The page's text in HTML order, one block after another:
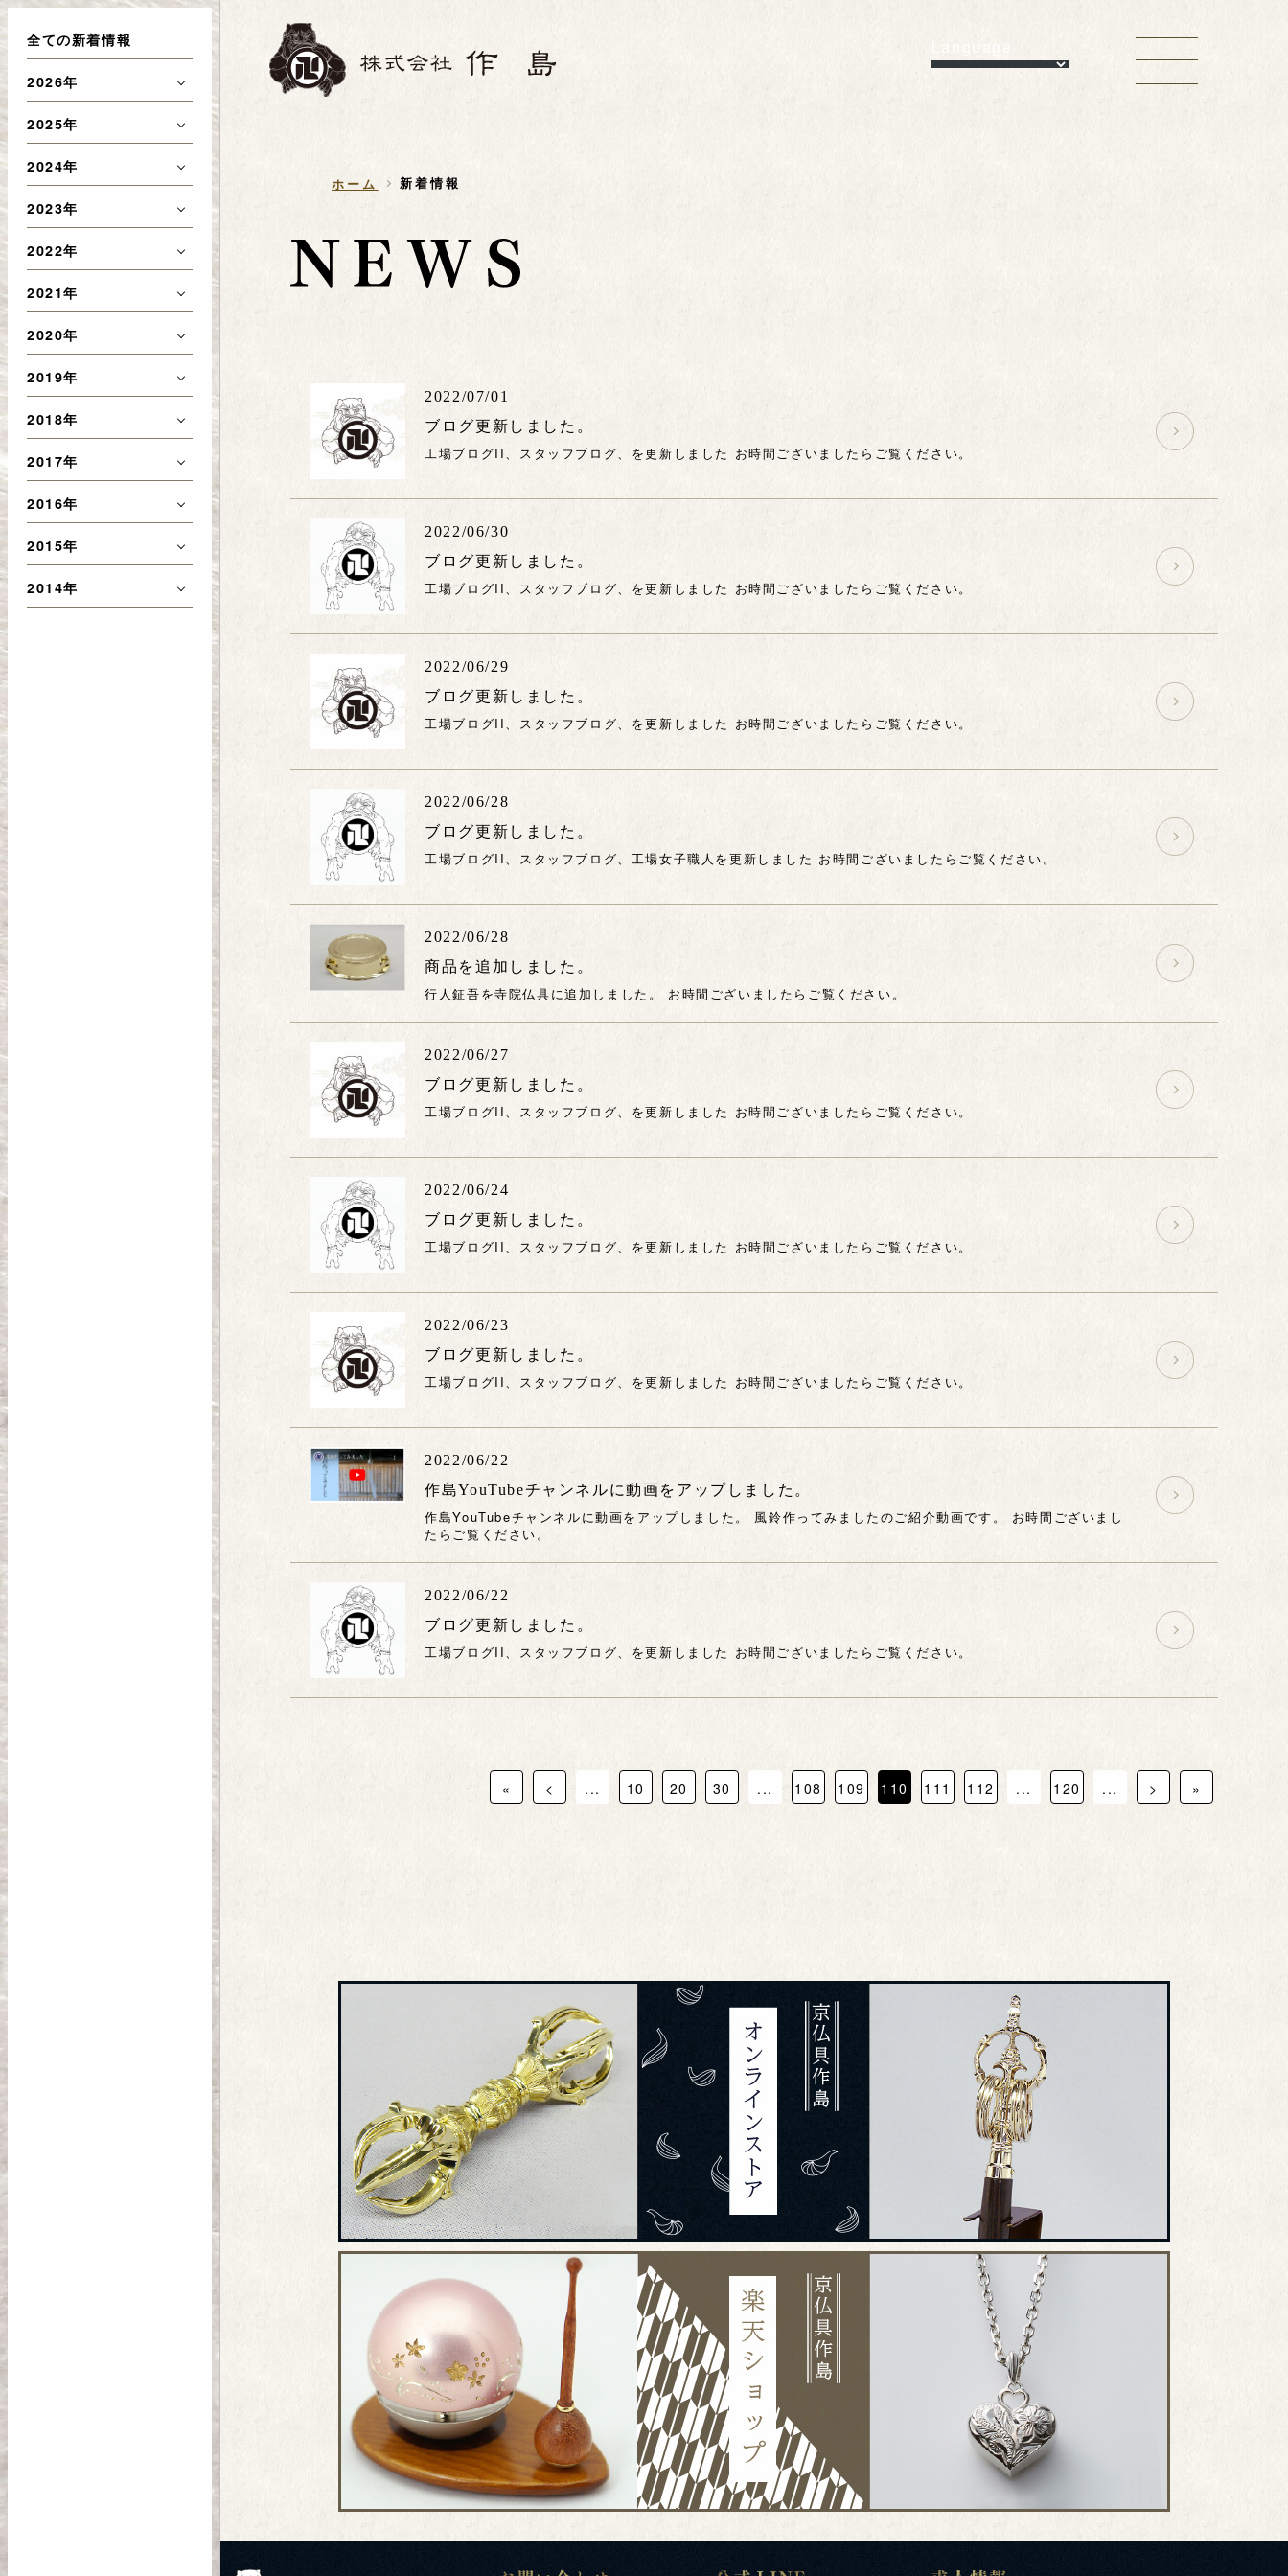
全ての新着情報
2026年
2025年
2024年
2023年
2022年
2021年
2020年
2019年
2018年
2017年
2016年
2015年
2014年
Language
ホーム 新着情報
2022/07/01
ブログ更新しました。
工場ブログII、スタッフブログ、を更新しました お時間ございましたらご覧ください。
2022/06/30
ブログ更新しました。
工場ブログII、スタッフブログ、を更新しました お時間ございましたらご覧ください。
2022/06/29
ブログ更新しました。
工場ブログII、スタッフブログ、を更新しました お時間ございましたらご覧ください。
2022/06/28
ブログ更新しました。
工場ブログII、スタッフブログ、工場女子職人を更新しました お時間ございましたらご覧ください。
2022/06/28
商品を追加しました。
行人鉦吾を寺院仏具に追加しました。 お時間ございましたらご覧ください。
2022/06/27
ブログ更新しました。
工場ブログII、スタッフブログ、を更新しました お時間ございましたらご覧ください。
2022/06/24
ブログ更新しました。
工場ブログII、スタッフブログ、を更新しました お時間ございましたらご覧ください。
2022/06/23
ブログ更新しました。
工場ブログII、スタッフブログ、を更新しました お時間ございましたらご覧ください。
2022/06/22
作島YouTubeチャンネルに動画をアップしました。
作島YouTubeチャンネルに動画をアップしました。 風鈴作ってみましたのご紹介動画です。 お時間ございまし
たらご覧ください。
2022/06/22
ブログ更新しました。
工場ブログII、スタッフブログ、を更新しました お時間ございましたらご覧ください。
« < ... 10 20 30 ... 108 109 110 111 112 ... 120 ... > »